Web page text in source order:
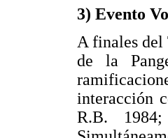
3) Evento
A finales del
de la
interacción
R.B.